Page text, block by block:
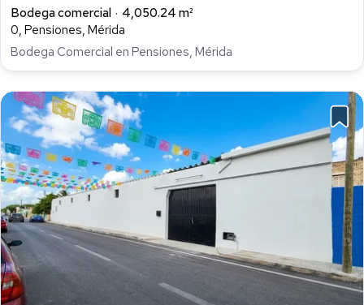
Bodega comercial
4,050.24 m²
0, Pensiones, Mérida
Bodega Comercial en Pensiones, Mérida